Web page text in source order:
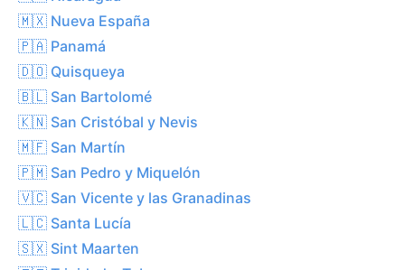
🇲🇽 Nueva España
🇵🇦 Panamá
🇩🇴 Quisqueya
🇧🇱 San Bartolomé
🇰🇳 San Cristóbal y Nevis
🇲🇫 San Martín
🇵🇲 San Pedro y Miquelón
🇻🇨 San Vicente y las Granadinas
🇱🇨 Santa Lucía
🇸🇽 Sint Maarten